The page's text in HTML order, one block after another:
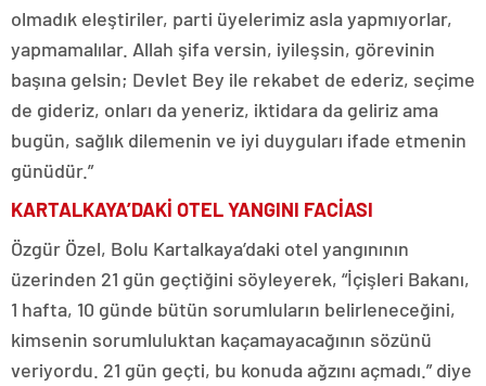
olmadık eleştiriler, parti üyelerimiz asla yapmıyorlar,
yapmamalılar. Allah şifa versin, iyileşsin, görevinin
başına gelsin; Devlet Bey ile rekabet de ederiz, seçime
de gideriz, onları da yeneriz, iktidara da geliriz ama
bugün, sağlık dilemenin ve iyi duyguları ifade etmenin
günüdür.”
KARTALKAYA’DAKİ OTEL YANGINI FACİASI
Özgür Özel, Bolu Kartalkaya’daki otel yangınının
üzerinden 21 gün geçtiğini söyleyerek, “İçişleri Bakanı,
1 hafta, 10 günde bütün sorumluların belirleneceğini,
kimsenin sorumluluktan kaçamayacağının sözünü
veriyordu. 21 gün geçti, bu konuda ağzını açmadı.” diye